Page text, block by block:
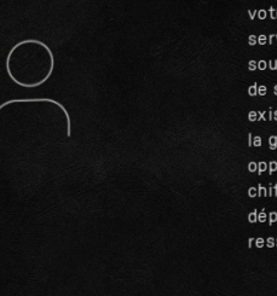
de
la